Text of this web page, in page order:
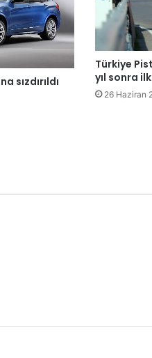
sızdırıldı
Türkiye
yıl sonra
26 Haziran